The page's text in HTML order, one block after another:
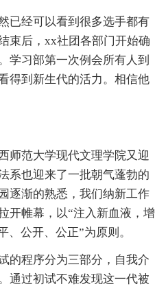
经可以看到很多选手都有
束后，xx社团各部门开始确
学习部第一次例会所有人到
得到新生代的活力。相信他
范大学现代文理学院又迎
系也迎来了一批朝气蓬勃的
逐渐的熟悉，我们纳新工作
开帷幕，以“注入新血液，增
、公开、公正”为原则。
程序分为三部分，自我介
通过初试不难发现这一代被